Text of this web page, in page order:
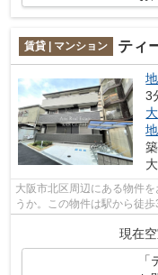
賃貸 | マンション ティ
3
大阪市北区周辺にある物件
うか。この物件は駅から徒
現在